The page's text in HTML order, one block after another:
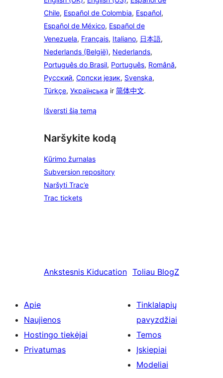
Chile, Español de Colombia, Español,
Español de México, Español de
Venezuela, Français, Italiano, 日本語,
Nederlands (België), Nederlands,
Português do Brasil, Português, Română,
Русский, Српски језик, Svenska,
Türkçe, Українська ir 简体中文.
Išversti šią temą
Naršykite kodą
Kūrimo žurnalas
Subversion repository
Naršyti Trac’e
Trac tickets
Ankstesnis Kiducation Toliau BlogZ
Apie
Naujienos
Hostingo tiekėjai
Privatumas
Tinklalapių
pavyzdžiai
Temos
Įskiepiai
Modeliai